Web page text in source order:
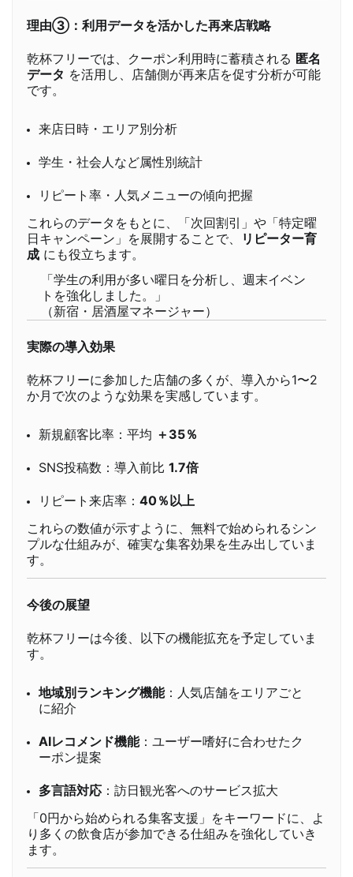
理由③：利用データを活かした再来店戦略
乾杯フリーでは、クーポン利用時に蓄積される 匿名
データ を活用し、店舗側が再来店を促す分析が可能
です。
来店日時・エリア別分析
学生・社会人など属性別統計
リピート率・人気メニューの傾向把握
これらのデータをもとに、「次回割引」や「特定曜
日キャンペーン」を展開することで、
リピーター育
成 にも役立ちます。
「学生の利用が多い曜日を分析し、週末イベン
トを強化しました。」
（新宿・居酒屋マネージャー）
実際の導入効果
乾杯フリーに参加した店舗の多くが、導入から1〜2
か月で次のような効果を実感しています。
新規顧客比率：平均 ＋35％
SNS投稿数：導入前比 1.7倍
リピート来店率： 40％以上
これらの数値が示すように、無料で始められるシン
プルな仕組みが、確実な集客効果を生み出していま
す。
今後の展望
乾杯フリーは今後、以下の機能拡充を予定していま
す。
地域別ランキング機能：人気店舗をエリアごと
に紹介
AIレコメンド機能：ユーザー嗜好に合わせたク
ーポン提案
多言語対応 ：訪日観光客へのサービス拡大
「0円から始められる集客支援」をキーワードに、よ
り多くの飲食店が参加できる仕組みを強化していき
ます。